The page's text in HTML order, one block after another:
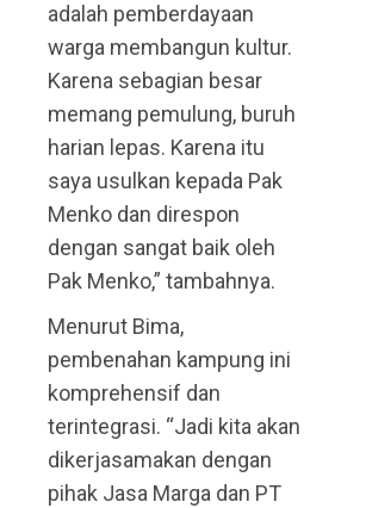
adalah pemberdayaan
warga membangun kultur.
Karena sebagian besar
memang pemulung, buruh
harian lepas. Karena itu
saya usulkan kepada Pak
Menko dan direspon
dengan sangat baik oleh
Pak Menko,” tambahnya.
Menurut Bima,
pembenahan kampung ini
komprehensif dan
terintegrasi. “Jadi kita akan
dikerjasamakan dengan
pihak Jasa Marga dan PT